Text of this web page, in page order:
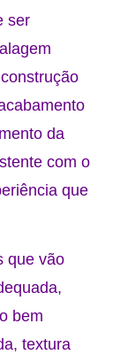
ser
da
com o
que
que vão
bem
textura